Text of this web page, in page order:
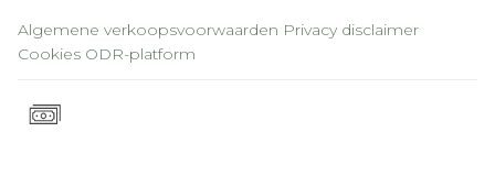
Algemene verkoopsvoorwaarden Privacy disclaimer
Cookies ODR-platform